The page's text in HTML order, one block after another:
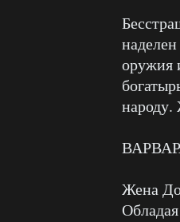
оружия
народу.
Жена